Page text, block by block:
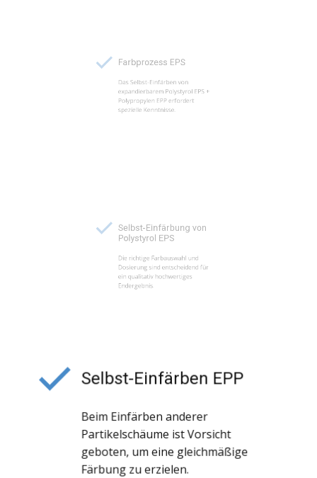
expandierbarem Polystyrol EPS +
Polypropylen EPP erfordert
Polystyrol EPS
Die richtige Farbauswahl und
Dosierung sind entscheidend für
ein qualitativ hochwertiges
Selbst-Einfärben EPP
Beim Einfärben anderer
Partikelschäume ist Vorsicht
geboten, um eine gleichmäßige
Färbung zu erzielen.